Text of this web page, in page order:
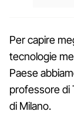
Per capire
tecnologie
Paese
professore di
di Milano.